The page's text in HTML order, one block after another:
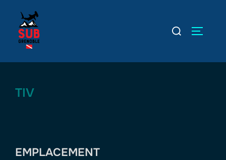
contenu
Rechercher :
TIV
EMPLACEMENT